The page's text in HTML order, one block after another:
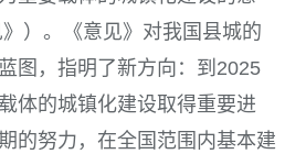
）。《意见》对我国县城的
图，指明了新方向：到 2025
体的城镇化建设取得重要进
的努力，在全国范围内基本建